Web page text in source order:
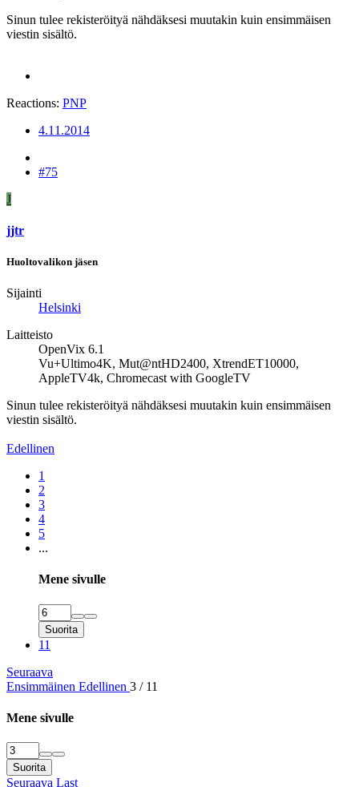
Sinun tulee rekisteröityä nähdäksesi muutakin kuin ensimmäisen
viestin sisältö.
Reactions: PNP
4.11.2014
#75
J
jjtr
Huoltovalikon jäsen
Sijainti
Helsinki
Laitteisto
OpenVix 6.1
Vu+Ultimo4K, Mut@ntHD2400, XtrendET10000,
AppleTV4k, Chromecast with GoogleTV
Sinun tulee rekisteröityä nähdäksesi muutakin kuin ensimmäisen
viestin sisältö.
Edellinen
1
2
3
4
5
...
Mene sivulle
Suorita
11
Seuraava
Ensimmäinen Edellinen 3 / 11
Mene sivulle
Suorita
Seuraava Last